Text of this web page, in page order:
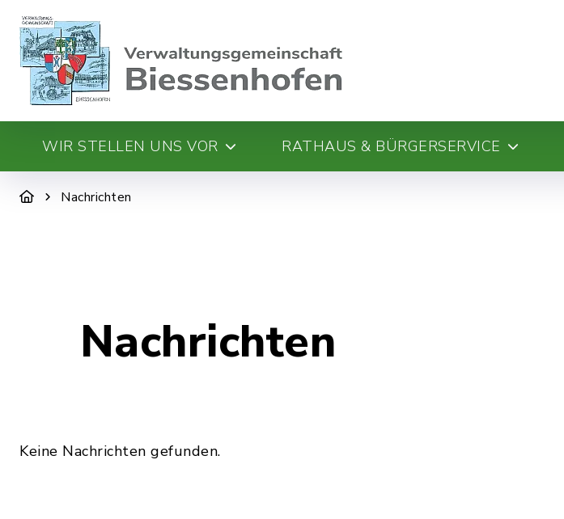
WIR STELLEN UNS VOR RATHAUS & BÜRGERSERVICE
Nachrichten
Nachrichten
Keine Nachrichten gefunden.